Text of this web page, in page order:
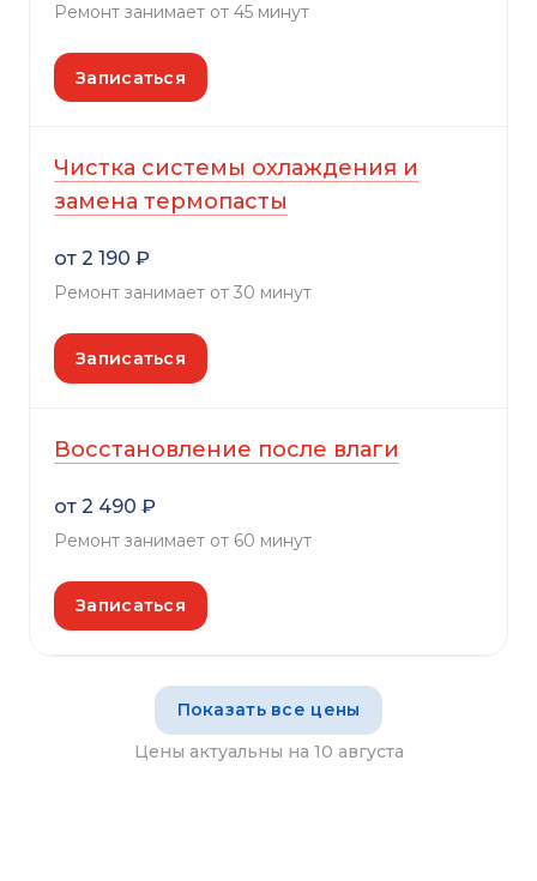
Ремонт занимает от 45 минут
Записаться
Чистка системы охлаждения и
замена термопасты
от 2 190 ₽
Ремонт занимает от 30 минут
Записаться
Восстановление после влаги
от 2 490 ₽
Ремонт занимает от 60 минут
Записаться
Показать все цены
Цены актуальны на 10 августа